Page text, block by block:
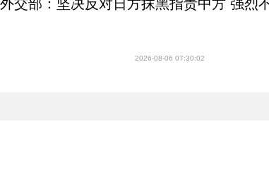
外交部：坚决反对日方抹黑指责中方 强烈
2026-08-06 07:30:02